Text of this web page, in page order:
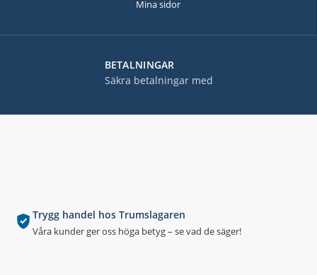
Trygg handel hos Trumslagaren
Våra kunder ger oss höga betyg – se vad de säger!
BETALNINGAR
Säkra betalningar med
Mina sidor